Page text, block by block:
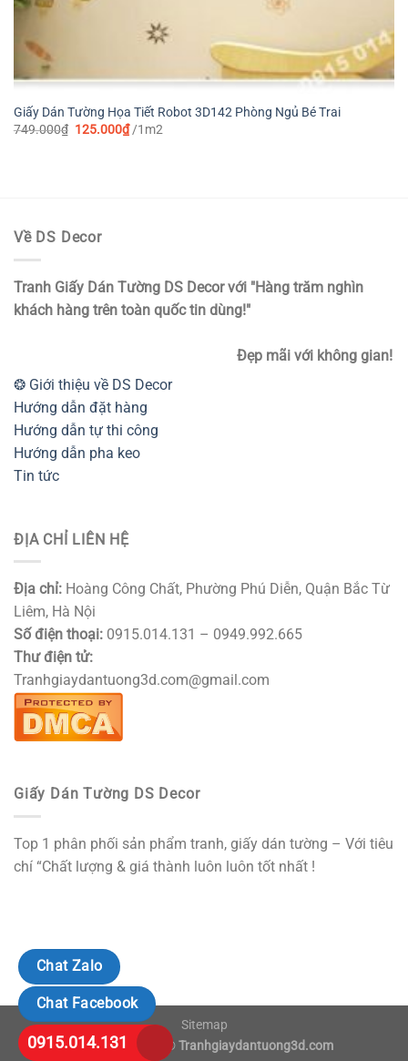
Giấy Dán Tường Họa Tiết Robot 3D142 Phòng Ngủ Bé Trai
749.000₫ Giá
125.000₫Giá
hiện
/1m2
Về DS Decor
Tranh Giấy Dán Tường DS Decor với "Hàng trăm nghìn
khách hàng trên toàn quốc tin dùng!"
Đẹp mãi với không gian!
❂ Giới thiệu về DS Decor
Hướng dẫn đặt hàng
Hướng dẫn tự thi công
Hướng dẫn pha keo
Tin tức
ĐỊA CHỈ LIÊN HỆ
Địa chỉ: Hoàng Công Chất, Phường Phú Diễn, Quận Bắc Từ
Liêm, Hà Nội
Số điện thoại: 0915.014.131 – 0949.992.665
Thư điện tử:
Tranhgiaydantuong3d.com@gmail.com
Giấy Dán Tường DS Decor
Top 1 phân phối sản phẩm tranh, giấy dán tường – Với tiêu
chí “Chất lượng & giá thành luôn luôn tốt nhất !
Sitemap
Copyright 2018 © Tranhgiaydantuong3d.com
Chat Zalo
Chat Facebook
0915.014.131